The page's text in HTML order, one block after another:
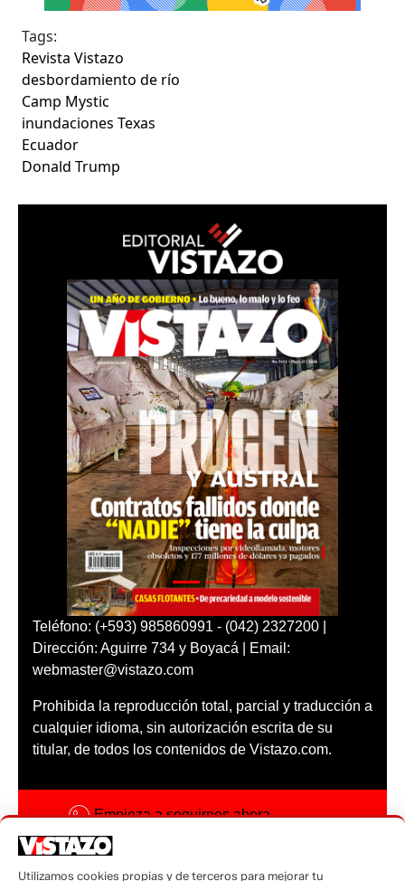
Tags:
Revista Vistazo
desbordamiento de río
Camp Mystic
inundaciones Texas
Ecuador
Donald Trump
Teléfono: (+593) 985860991 - (042) 2327200 |
Dirección: Aguirre 734 y Boyacá | Email:
webmaster@vistazo.com
Prohibida la reproducción total, parcial y traducción a
cualquier idioma, sin autorización escrita de su
titular, de todos los contenidos de Vistazo.com.
Empieza a seguirnos ahora
Utilizamos cookies propias y de terceros para mejorar tu